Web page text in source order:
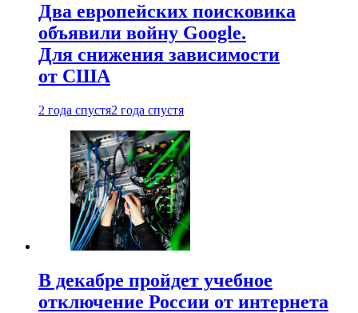
Два европейских поисковика
объявили войну Google.
Для снижения зависимости
от США
2 года спустя2 года спустя
В декабре пройдет учебное
отключение России от интернета